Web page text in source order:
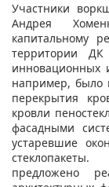
Участники
Андрея
капитальному
территории
инновационных
например, было
перекрытия
кровли
фасадными
устаревшие
предложено